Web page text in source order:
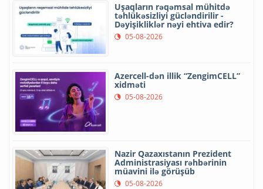
Uşaqların rəqəmsal mühitdə
təhlükəsizliyi gücləndirilir -
Dəyişikliklər nəyi ehtiva edir?
05-08-2026
Azercell-dən illik “ZengimCELL”
xidməti
05-08-2026
Nazir Qazaxıstanın Prezident
Administrasiyası rəhbərinin
müavini ilə görüşüb
05-08-2026